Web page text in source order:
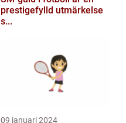
prestigefylld utmärkelse
s...
09 januari 2024